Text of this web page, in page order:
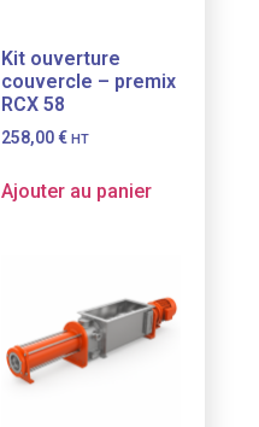
Kit ouverture
couvercle – premix
RCX 58
258,00€ HT
Ajouter au panier